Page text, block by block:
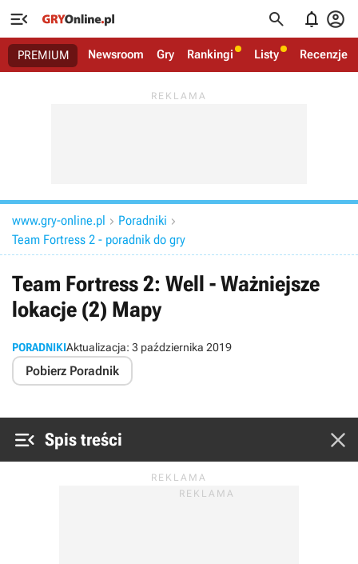
   
PREMIUM Newsroom Gry Rankingi Listy Recenzje
www.gry-online.pl  Poradniki 
Team Fortress 2 - poradnik do gry
Team Fortress 2: Well - Ważniejsze
lokacje (2) Mapy
PORADNIKIAktualizacja: 3 października 2019
Pobierz Poradnik
 Spis treści 